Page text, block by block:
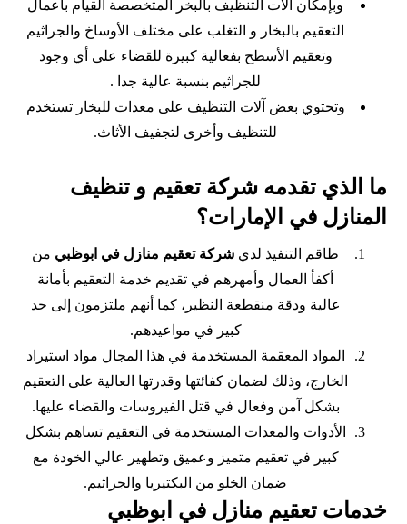
وبإمكان الات التنظيف بالبخر المتخصصة القيام بأعمال
التعقيم بالبخار و التغلب على مختلف الأوساخ والجراثيم
وتعقيم الأسطح بفعالية كبيرة للقضاء على أي وجود
للجراثيم بنسبة عالية جدا .
وتحتوي بعض آلات التنظيف على معدات للبخار تستخدم
للتنظيف وأخرى لتجفيف الأثاث.
ما الذي تقدمه شركة تعقيم و تنظيف
المنازل في الإمارات؟
طاقم التنفيذ لدي شركة تعقيم منازل في ابوظبي من
أكفأ العمال وأمهرهم في تقديم خدمة التعقيم بأمانة
عالية ودقة منقطعة النظير، كما أنهم ملتزمون إلى حد
كبير في مواعيدهم.
المواد المعقمة المستخدمة في هذا المجال مواد استيراد
الخارج، وذلك لضمان كفائتها وقدرتها العالية على التعقيم
بشكل آمن وفعال في قتل الفيروسات والقضاء عليها.
الأدوات والمعدات المستخدمة في التعقيم تساهم بشكل
كبير في تعقيم متميز وعميق وتطهير عالي الخودة مع
ضمان الخلو من البكتيريا والجراثيم.
خدمات تعقيم منازل في ابوظبي